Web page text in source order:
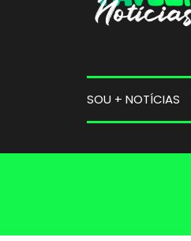
SOU + NOTÍCIAS